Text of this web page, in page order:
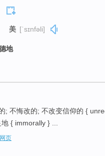
美 [ˈsɪnfəli]
地
的; 不悔改的; 不改变信仰的 {
{ immorally } ...
页